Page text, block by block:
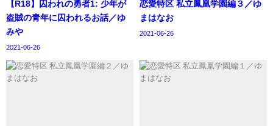
【R18】囚われの勇者1: 少年が
盗賊の青年に囚われるお話／ゆ
みや
2021-06-26
恋愛特区 私立鳳凰学園編３／ゆ
まはなお
2021-06-26